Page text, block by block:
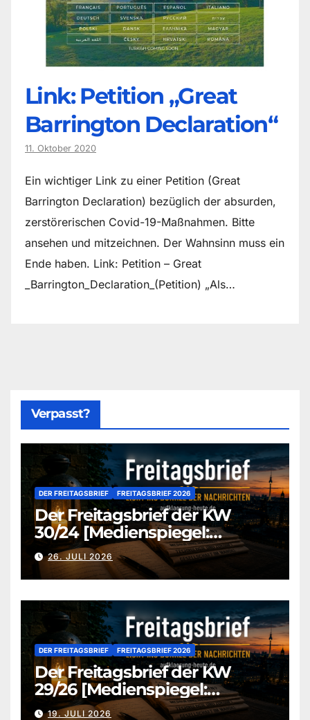
Link: Petition „Great
Barrington Declaration“
11. Oktober 2020
Ein wichtiger Link zu einer Petition (Great
Barrington Declaration) bezüglich der absurden,
zerstörerischen Covid-19-Maßnahmen. Bitte
ansehen und mitzeichnen. Der Wahnsinn muss ein
Ende haben. Link: Petition – Great
_Barrington_Declaration_(Petition) „Als…
Verpasst?
DER FREITAGSBRIEF FREITAGSBRIEF 2026
Der Freitagsbrief der KW
30/24 [Medienspiegel:
aufklaerung-heute-de]
26. JULI 2026
DER FREITAGSBRIEF FREITAGSBRIEF 2026
Der Freitagsbrief der KW
29/26 [Medienspiegel:
aufklaerung-heute.de]
19. JULI 2026